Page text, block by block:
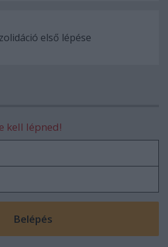
első lépése
kell lépned!